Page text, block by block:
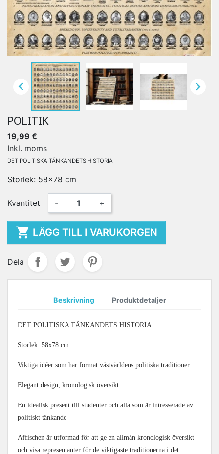
 
POLITIK
19,99 €
Inkl. moms
DET POLITISKA TÄNKANDETS HISTORIA
Storlek: 58x78 cm
Kvantitet - +
 LÄGG TILL I VARUKORGEN
Dela
Beskrivning Produktdetaljer
DET POLITISKA TÄNKANDETS HISTORIA
Storlek: 58x78 cm
Viktiga idéer som har format västvärldens politiska traditioner
Elegant design, kronologisk översikt
En idealisk present till studenter och alla som är intresserade av
politiskt tänkande
Affischen är utformad för att ge en allmän kronologisk översikt
och visa representanter för de viktigaste traditionerna i det